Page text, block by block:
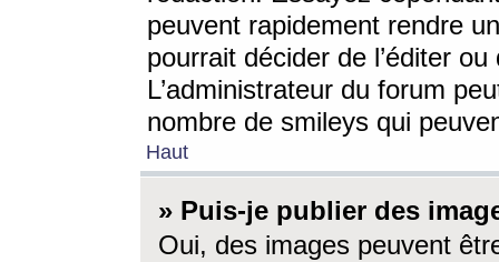
peuvent rapidement rendre
pourrait décider de l’éditer
L’administrateur du forum
nombre de smileys qui
Haut
» Puis-je publier des
Oui, des images peuvent